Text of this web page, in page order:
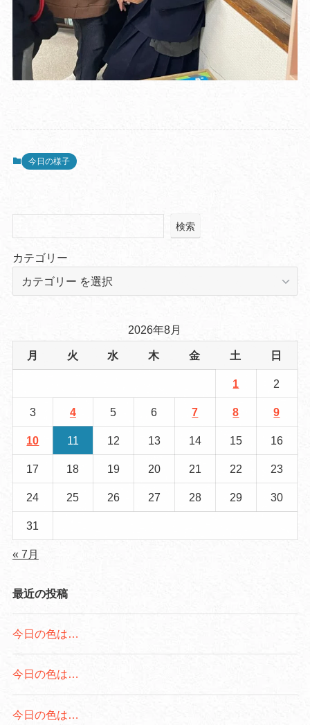
今日の様子
検索
カテゴリー
2026年8月
月 火 水 木 金 土 日
1 2
3 4 5 6 7 8 9
10 11 12 13 14 15 16
17 18 19 20 21 22 23
24 25 26 27 28 29 30
31
« 7月
最近の投稿
今日の色は…
今日の色は…
今日の色は…